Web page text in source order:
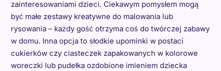
zainteresowaniami dzieci. Ciekawym pomysłem mogą
być małe zestawy kreatywne do malowania lub
rysowania – każdy gość otrzyma coś do twórczej zabawy
w domu. Inna opcja to słodkie upominki w postaci
cukierków czy ciasteczek zapakowanych w kolorowe
woreczki lub pudełka ozdobione imieniem dziecka